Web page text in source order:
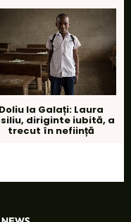
Doliu la Galați: Laura
diriginte iubită, a
trecut în neființă